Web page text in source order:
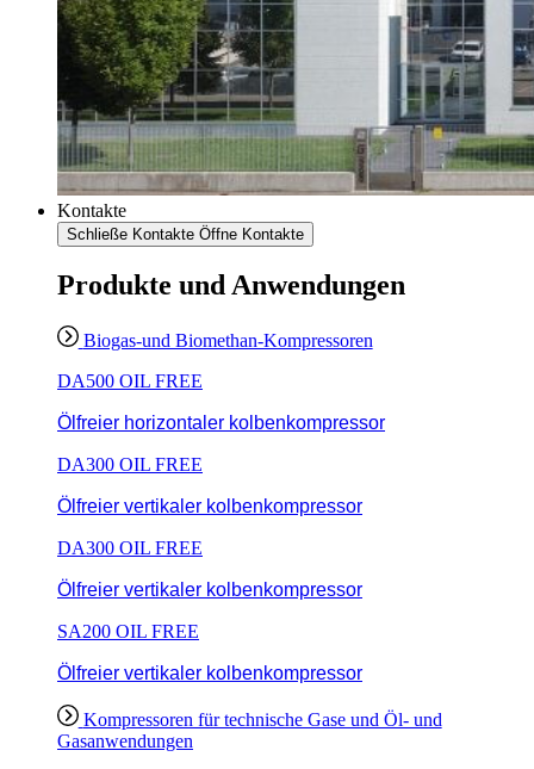
Kontakte
Schließe Kontakte Öffne Kontakte
Produkte und Anwendungen
Biogas-und Biomethan-Kompressoren
DA500 OIL FREE
Ölfreier horizontaler kolbenkompressor
DA300 OIL FREE
Ölfreier vertikaler kolbenkompressor
DA300 OIL FREE
Ölfreier vertikaler kolbenkompressor
SA200 OIL FREE
Ölfreier vertikaler kolbenkompressor
Kompressoren für technische Gase und Öl- und
Gasanwendungen